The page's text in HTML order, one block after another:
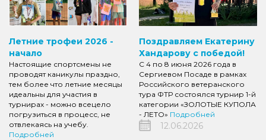
Летние трофеи 2026 -
начало
Настоящие спортсмены не
проводят каникулы праздно,
тем более что летние месяцы
идеальны для участия в
турнирах - можно всецело
погрузиться в процесс, не
отвлекаясь на учебу.
Подробней
Поздравляем Екатерину
Хандарову с победой!
С 4 по 8 июня 2026 года в
Сергиевом Посаде в рамках
Российского ветеранского
тура ФТР состоялся турнир 1-й
категории «ЗОЛОТЫЕ КУПОЛА
- ЛЕТО» Подробней
12.06.2026